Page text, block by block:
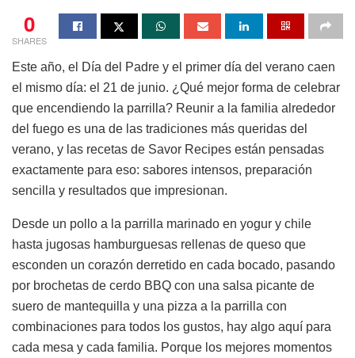
0
SHARES
Este año, el Día del Padre y el primer día del verano caen
el mismo día: el 21 de junio. ¿Qué mejor forma de celebrar
que encendiendo la parrilla? Reunir a la familia alrededor
del fuego es una de las tradiciones más queridas del
verano, y las recetas de Savor Recipes están pensadas
exactamente para eso: sabores intensos, preparación
sencilla y resultados que impresionan.
Desde un pollo a la parrilla marinado en yogur y chile
hasta jugosas hamburguesas rellenas de queso que
esconden un corazón derretido en cada bocado, pasando
por brochetas de cerdo BBQ con una salsa picante de
suero de mantequilla y una pizza a la parrilla con
combinaciones para todos los gustos, hay algo aquí para
cada mesa y cada familia. Porque los mejores momentos